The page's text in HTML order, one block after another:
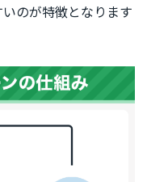
のが特徴となります